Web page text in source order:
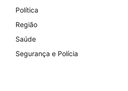
Política
Região
Saúde
Segurança e Polícia